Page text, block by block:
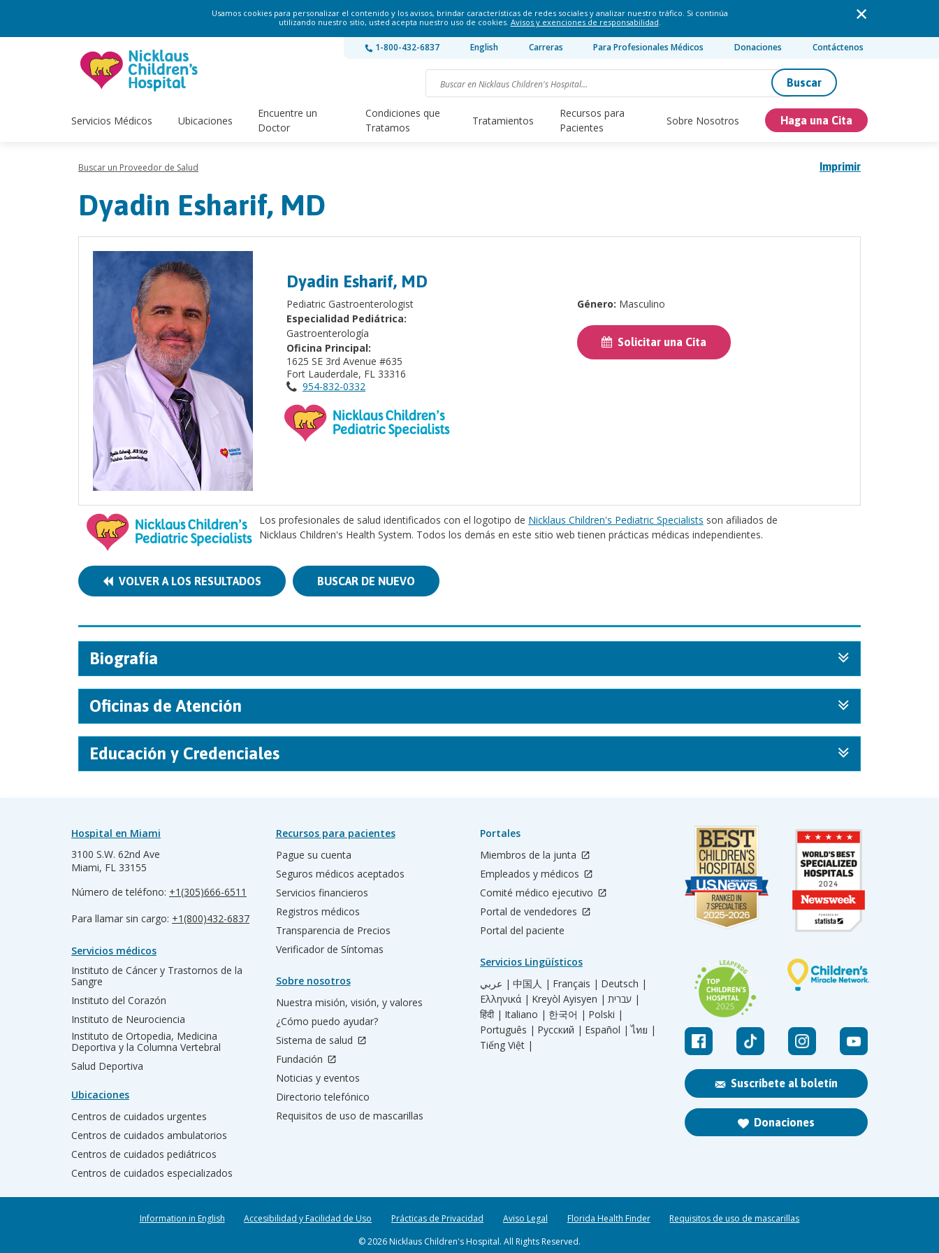
Usamos cookies para personalizar el contenido y los avisos, brindar características de redes sociales y analizar nuestro tráfico. Si continúa
utilizando nuestro sitio, usted acepta nuestro uso de cookies. Avisos y exenciones de responsabilidad.
1-800-432-6837 English Carreras Para Profesionales Médicos Donaciones Contáctenos
Buscar
Servicios Médicos Ubicaciones
Encuentre un
Doctor
Condiciones que
Tratamos
Tratamientos
Recursos para
Pacientes
Sobre Nosotros Haga una Cita
Imprimir
Buscar un Proveedor de Salud
Dyadin Esharif, MD
Dyadin Esharif, MD
Pediatric Gastroenterologist
Especialidad Pediátrica:
Gastroenterología
Oficina Principal:
1625 SE 3rd Avenue #635
Fort Lauderdale, FL 33316
954-832-0332
Género: Masculino
Solicitar una Cita
Los profesionales de salud identificados con el logotipo de Nicklaus Children's Pediatric Specialists son afiliados de
Nicklaus Children's Health System. Todos los demás en este sitio web tienen prácticas médicas independientes.
VOLVER A LOS RESULTADOS BUSCAR DE NUEVO
Biografía
Oficinas de Atención
Educación y Credenciales
Suscríbete al boletín
Donaciones
Hospital en Miami
3100 S.W. 62nd Ave
Miami, FL 33155
Número de teléfono: +1(305)666-6511
Para llamar sin cargo: +1(800)432-6837
Servicios médicos
Instituto de Cáncer y Trastornos de la
Sangre
Instituto del Corazón
Instituto de Neurociencia
Instituto de Ortopedia, Medicina
Deportiva y la Columna Vertebral
Salud Deportiva
Ubicaciones
Centros de cuidados urgentes
Centros de cuidados ambulatorios
Centros de cuidados pediátricos
Centros de cuidados especializados
Recursos para pacientes
Pague su cuenta
Seguros médicos aceptados
Servicios financieros
Registros médicos
Transparencia de Precios
Verificador de Síntomas
Sobre nosotros
Nuestra misión, visión, y valores
¿Cómo puedo ayudar?
Sistema de salud
Fundación
Noticias y eventos
Directorio telefónico
Requisitos de uso de mascarillas
Portales
Miembros de la junta
Empleados y médicos
Comité médico ejecutivo
Portal de vendedores
Portal del paciente
Servicios Lingüísticos
عربي | 中国人 | Français | Deutsch |
Ελληνικά | Kreyòl Ayisyen |
עברית |
हिंदी | Italiano | 한국어 | Polski |
Português | Русский | Español | ไทย |
Tiếng Việt |
Information in English Accesibilidad y Facilidad de Uso Prácticas de Privacidad Aviso Legal Florida Health Finder
Requisitos de uso de mascarillas
© 2026 Nicklaus Children's Hospital. All Rights Reserved.